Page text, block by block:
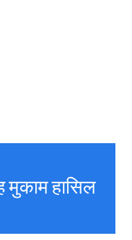
हासिल